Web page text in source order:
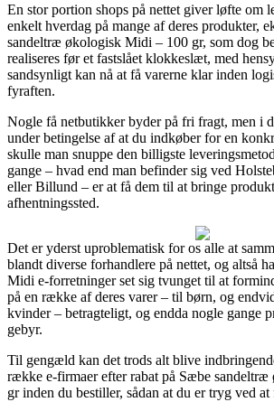
En stor portion shops på nettet giver løfte om
enkelt hverdag på mange af deres produkter,
sandeltræ økologisk Midi – 100 gr, som dog
realiseres før et fastslået klokkeslæt, med
sandsynligt kan nå at få varerne klar inden
fyraften.
Nogle få netbutikker byder på fri fragt, men i
under betingelse af at du indkøber for en
skulle man snuppe den billigste
gange – hvad end man befinder sig ved
eller Billund – er at få dem til at bringe
afhentningssted.
Det er yderst uproblematisk for os alle at
blandt diverse forhandlere på nettet, og altså
Midi e-forretninger set sig tvunget til at
på en række af deres varer – til børn, og
kvinder – betragteligt, og endda nogle gange
gebyr.
Til gengæld kan det trods alt blive
række e-firmaer efter rabat på Sæbe
gr inden du bestiller, sådan at du er tryg ved